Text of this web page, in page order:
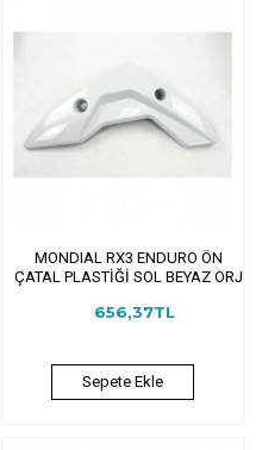
MONDIAL RX3 ENDURO ÖN
ÇATAL PLASTİĞİ SOL BEYAZ ORJ
656,37TL
Sepete Ekle